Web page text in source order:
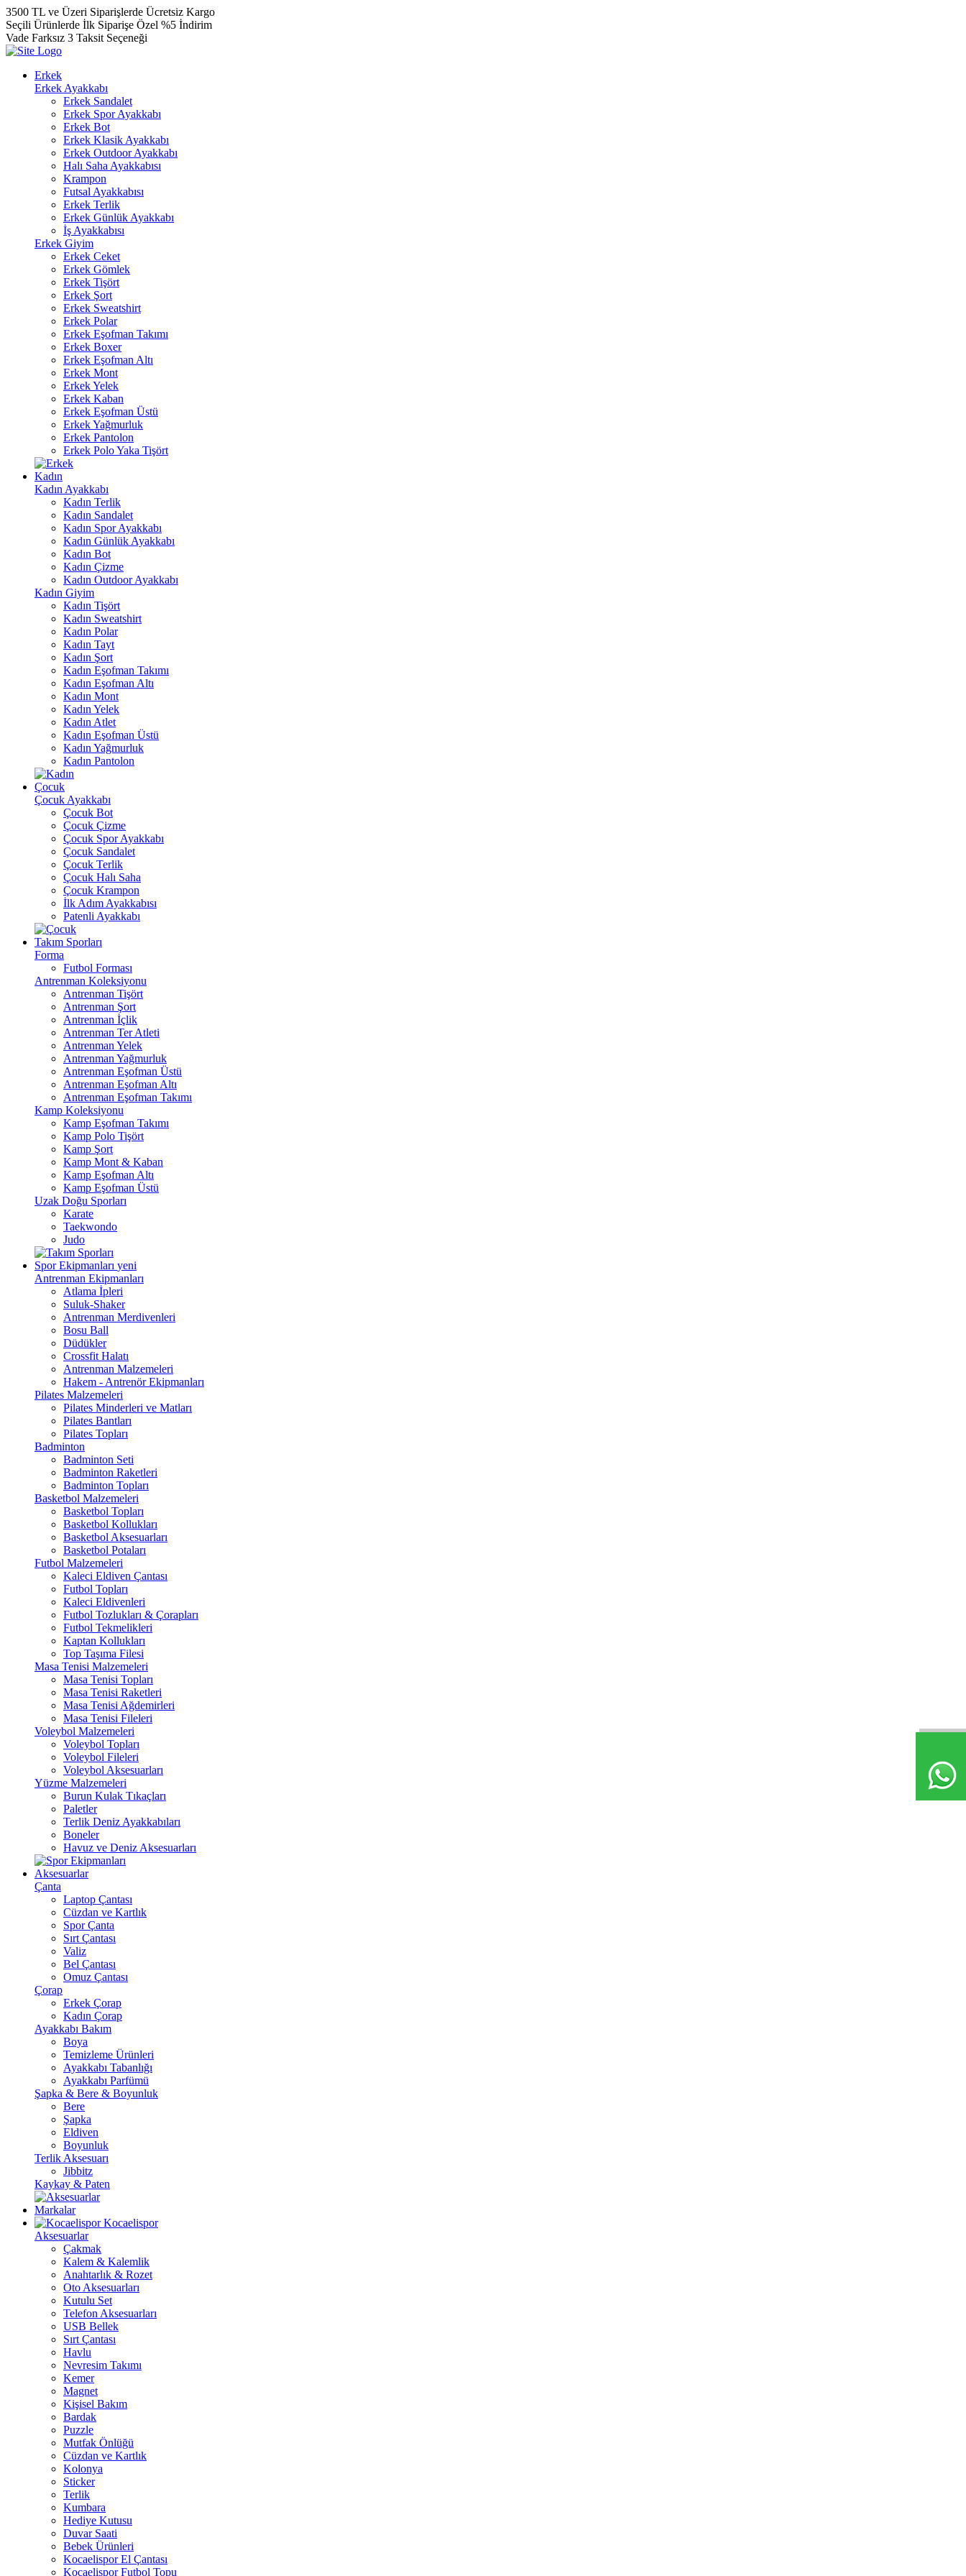
3500 TL ve Üzeri Siparişlerde Ücretsiz Kargo
Seçili Ürünlerde İlk Siparişe Özel %5 İndirim
Vade Farksız 3 Taksit Seçeneği
Erkek
Erkek Ayakkabı
Erkek Sandalet
Erkek Spor Ayakkabı
Erkek Bot
Erkek Klasik Ayakkabı
Erkek Outdoor Ayakkabı
Halı Saha Ayakkabısı
Krampon
Futsal Ayakkabısı
Erkek Terlik
Erkek Günlük Ayakkabı
İş Ayakkabısı
Erkek Giyim
Erkek Ceket
Erkek Gömlek
Erkek Tişört
Erkek Şort
Erkek Sweatshirt
Erkek Polar
Erkek Eşofman Takımı
Erkek Boxer
Erkek Eşofman Altı
Erkek Mont
Erkek Yelek
Erkek Kaban
Erkek Eşofman Üstü
Erkek Yağmurluk
Erkek Pantolon
Erkek Polo Yaka Tişört
Kadın
Kadın Ayakkabı
Kadın Terlik
Kadın Sandalet
Kadın Spor Ayakkabı
Kadın Günlük Ayakkabı
Kadın Bot
Kadın Çizme
Kadın Outdoor Ayakkabı
Kadın Giyim
Kadın Tişört
Kadın Sweatshirt
Kadın Polar
Kadın Tayt
Kadın Şort
Kadın Eşofman Takımı
Kadın Eşofman Altı
Kadın Mont
Kadın Yelek
Kadın Atlet
Kadın Eşofman Üstü
Kadın Yağmurluk
Kadın Pantolon
Çocuk
Çocuk Ayakkabı
Çocuk Bot
Çocuk Çizme
Çocuk Spor Ayakkabı
Çocuk Sandalet
Çocuk Terlik
Çocuk Halı Saha
Çocuk Krampon
İlk Adım Ayakkabısı
Patenli Ayakkabı
Takım Sporları
Forma
Futbol Forması
Antrenman Koleksiyonu
Antrenman Tişört
Antrenman Şort
Antrenman İçlik
Antrenman Ter Atleti
Antrenman Yelek
Antrenman Yağmurluk
Antrenman Eşofman Üstü
Antrenman Eşofman Altı
Antrenman Eşofman Takımı
Kamp Koleksiyonu
Kamp Eşofman Takımı
Kamp Polo Tişört
Kamp Şort
Kamp Mont & Kaban
Kamp Eşofman Altı
Kamp Eşofman Üstü
Uzak Doğu Sporları
Karate
Taekwondo
Judo
Spor Ekipmanları yeni
Antrenman Ekipmanları
Atlama İpleri
Suluk-Shaker
Antrenman Merdivenleri
Bosu Ball
Düdükler
Crossfit Halatı
Antrenman Malzemeleri
Hakem - Antrenör Ekipmanları
Pilates Malzemeleri
Pilates Minderleri ve Matları
Pilates Bantları
Pilates Topları
Badminton
Badminton Seti
Badminton Raketleri
Badminton Topları
Basketbol Malzemeleri
Basketbol Topları
Basketbol Kollukları
Basketbol Aksesuarları
Basketbol Potaları
Futbol Malzemeleri
Kaleci Eldiven Çantası
Futbol Topları
Kaleci Eldivenleri
Futbol Tozlukları & Çorapları
Futbol Tekmelikleri
Kaptan Kollukları
Top Taşıma Filesi
Masa Tenisi Malzemeleri
Masa Tenisi Topları
Masa Tenisi Raketleri
Masa Tenisi Ağdemirleri
Masa Tenisi Fileleri
Voleybol Malzemeleri
Voleybol Topları
Voleybol Fileleri
Voleybol Aksesuarları
Yüzme Malzemeleri
Burun Kulak Tıkaçları
Paletler
Terlik Deniz Ayakkabıları
Boneler
Havuz ve Deniz Aksesuarları
Aksesuarlar
Çanta
Laptop Çantası
Cüzdan ve Kartlık
Spor Çanta
Sırt Çantası
Valiz
Bel Çantası
Omuz Çantası
Çorap
Erkek Çorap
Kadın Çorap
Ayakkabı Bakım
Boya
Temizleme Ürünleri
Ayakkabı Tabanlığı
Ayakkabı Parfümü
Şapka & Bere & Boyunluk
Bere
Şapka
Eldiven
Boyunluk
Terlik Aksesuarı
Jibbitz
Kaykay & Paten
Markalar
Kocaelispor
Aksesuarlar
Çakmak
Kalem & Kalemlik
Anahtarlık & Rozet
Oto Aksesuarları
Kutulu Set
Telefon Aksesuarları
USB Bellek
Sırt Çantası
Havlu
Nevresim Takımı
Kemer
Magnet
Kişisel Bakım
Bardak
Puzzle
Mutfak Önlüğü
Cüzdan ve Kartlık
Kolonya
Sticker
Terlik
Kumbara
Hediye Kutusu
Duvar Saati
Bebek Ürünleri
Kocaelispor El Çantası
Kocaelispor Futbol Topu